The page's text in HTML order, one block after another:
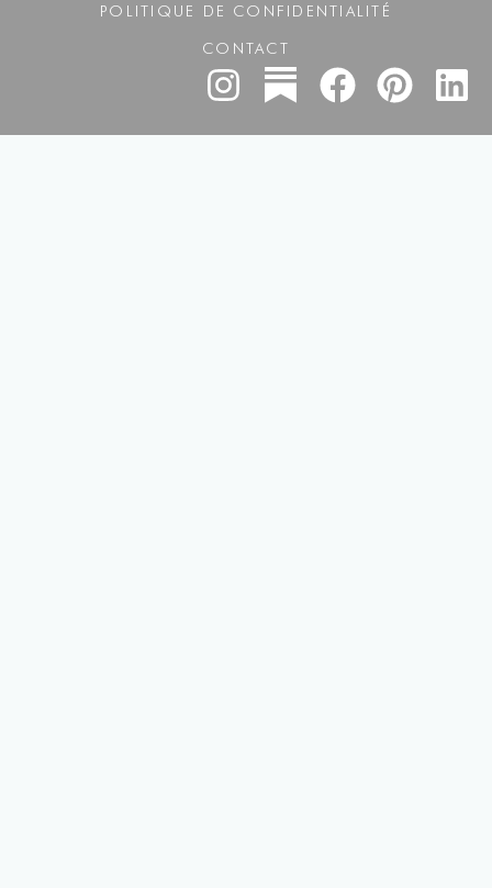
POLITIQUE DE CONFIDENTIALITÉ
CONTACT